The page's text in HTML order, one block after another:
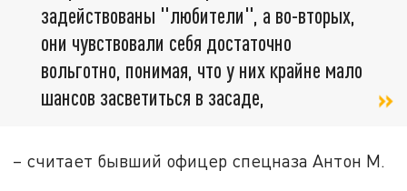
задействованы "любители", а во-вторых,
они чувствовали себя достаточно
вольготно, понимая, что у них крайне мало
шансов засветиться в засаде,
– считает бывший офицер спецназа Антон М.